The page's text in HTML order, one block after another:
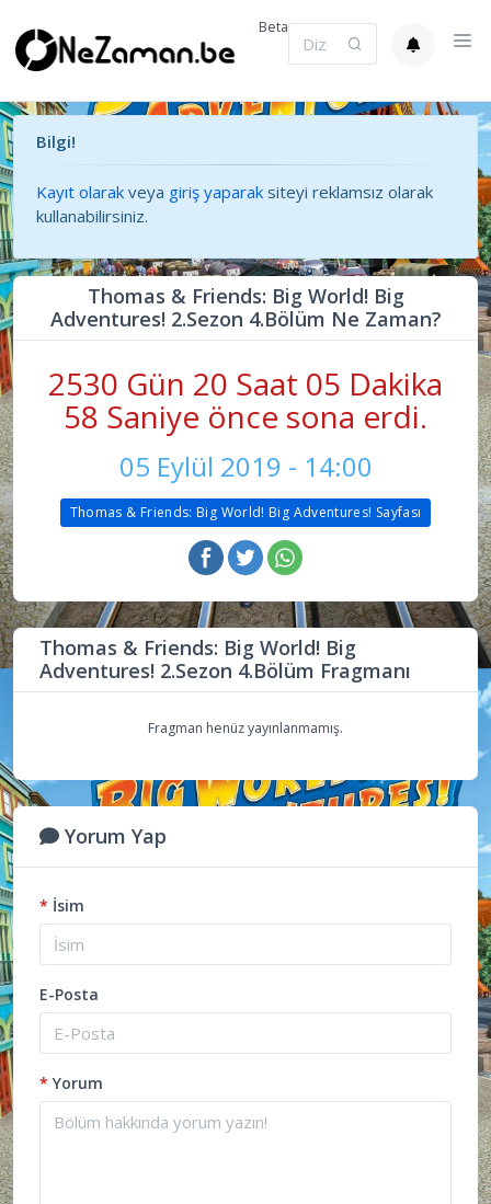
Beta
Bilgi!
Kayıt olarak veya giriş yaparak siteyi reklamsız olarak
kullanabilirsiniz.
Thomas & Friends: Big World! Big
Adventures! 2.Sezon 4.Bölüm Ne Zaman?
2530 Gün 20 Saat 05 Dakika
58 Saniye önce sona erdi.
05 Eylül 2019 - 14:00
Thomas & Friends: Big World! Big Adventures! Sayfası
Thomas & Friends: Big World! Big
Adventures! 2.Sezon 4.Bölüm Fragmanı
Fragman henüz yayınlanmamış.
Yorum Yap
* İsim
E-Posta
* Yorum